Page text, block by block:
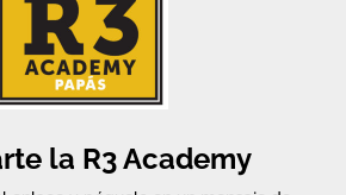
la R3 Academy